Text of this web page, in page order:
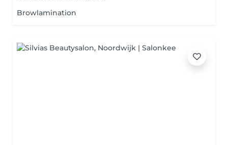
Browlamination